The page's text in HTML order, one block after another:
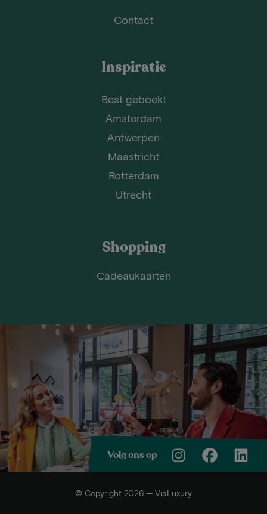
Contact
Inspiratie
Best geboekt
Amsterdam
Antwerpen
Maastricht
Rotterdam
Utrecht
Shopping
Cadeaukaarten
Volg ons op
© Copyright 2026 — ViaLuxury